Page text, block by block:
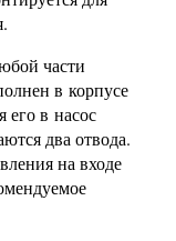
части
в корпусе
его в насос
два отвода.
на входе